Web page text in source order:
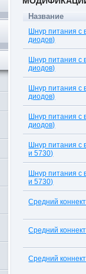
Название
Шнур питания с
диодов)
Шнур питания с
диодов)
Шнур питания с
диодов)
Шнур питания с
диодов)
Шнур питания с
и 5730)
Шнур питания с
и 5730)
Средний
Средний
Средний